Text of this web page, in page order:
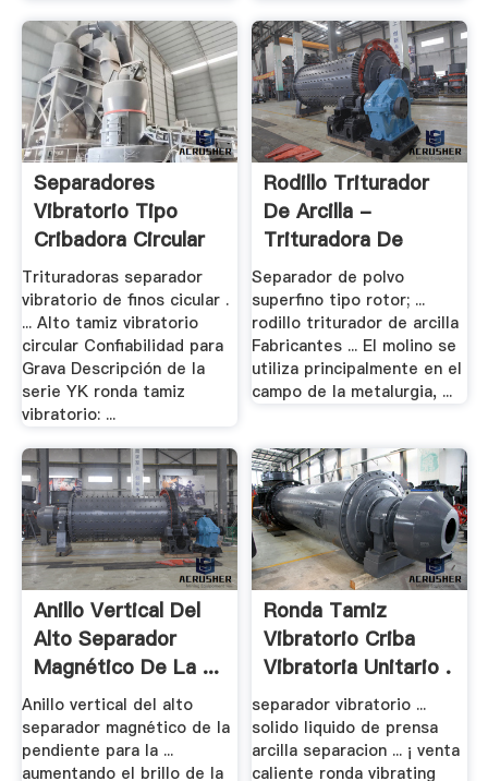
Separadores
Vibratorio Tipo
Cribadora Circular
Trituradoras separador
vibratorio de finos cicular .
... Alto tamiz vibratorio
circular Confiabilidad para
Grava Descripción de la
serie YK ronda tamiz
vibratorio: ...
Rodillo Triturador
De Arcilla -
Trituradora De
China .
Separador de polvo
superfino tipo rotor; ...
rodillo triturador de arcilla
Fabricantes ... El molino se
utiliza principalmente en el
campo de la metalurgia, ...
Anillo Vertical Del
Alto Separador
Magnético De La ...
Anillo vertical del alto
separador magnético de la
pendiente para la ...
aumentando el brillo de la
Ronda Tamiz
Vibratorio Criba
Vibratoria Unitario .
separador vibratorio ...
solido liquido de prensa
arcilla separacion ... ¡ venta
caliente ronda vibrating